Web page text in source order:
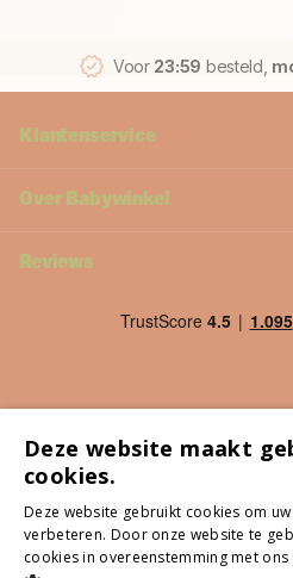
Voor 23:59 besteld,
Klantenservice
Over Babywinkel
Reviews
©2026Babywinkel - Alle
Deze website maakt
cookies.
Deze website gebruikt cookies om
verbeteren. Door onze website te
cookies in overeenstemming met